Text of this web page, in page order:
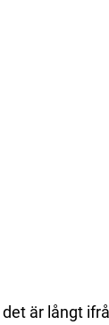
är långt